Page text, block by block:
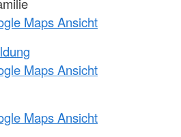
Maps Ansicht
Maps Ansicht
Maps Ansicht